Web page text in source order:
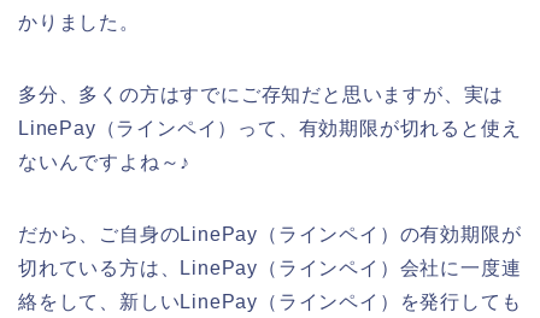
かりました。
多分、多くの方はすでにご存知だと思いますが、実は
LinePay（ラインペイ）って、有効期限が切れると使え
ないんですよね～♪
だから、ご自身のLinePay（ラインペイ）の有効期限が
切れている方は、LinePay（ラインペイ）会社に一度連
絡をして、新しいLinePay（ラインペイ）を発行しても